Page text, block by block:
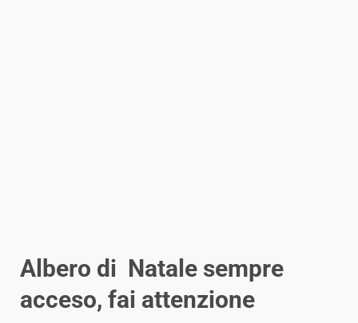
Albero di Natale sempre
acceso, fai attenzione